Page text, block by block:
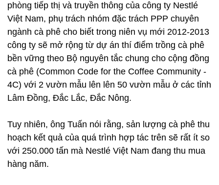
phòng tiếp thị và truyền thông của công ty Nestlé
Việt Nam, phụ trách nhóm đặc trách PPP chuyên
ngành cà phê cho biết trong niên vụ mới 2012-2013
công ty sẽ mở rộng từ dự án thí điểm trồng cà phê
bền vững theo Bộ nguyên tắc chung cho cộng đồng
cà phê (Common Code for the Coffee Community -
4C) với 2 vườn mẫu lên lên 50 vườn mẫu ở các tỉnh
Lâm Đồng, Đắc Lắc, Đắc Nông.
Tuy nhiên, ông Tuấn nói rằng, sản lượng cà phê thu
hoạch kết quả của quá trình hợp tác trên sẽ rất ít so
với 250.000 tấn mà Nestlé Việt Nam đang thu mua
hàng năm.